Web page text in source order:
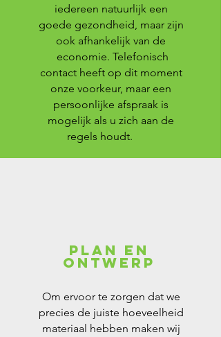
iedereen natuurlijk een
goede gezondheid, maar zijn
ook afhankelijk van de
economie. Telefonisch
contact heeft op dit moment
onze voorkeur, maar een
persoonlijke afspraak is
mogelijk als u zich aan de
regels houdt.
Plan en
ontwerp
Om ervoor te zorgen dat we
precies de juiste hoeveelheid
materiaal hebben maken wij